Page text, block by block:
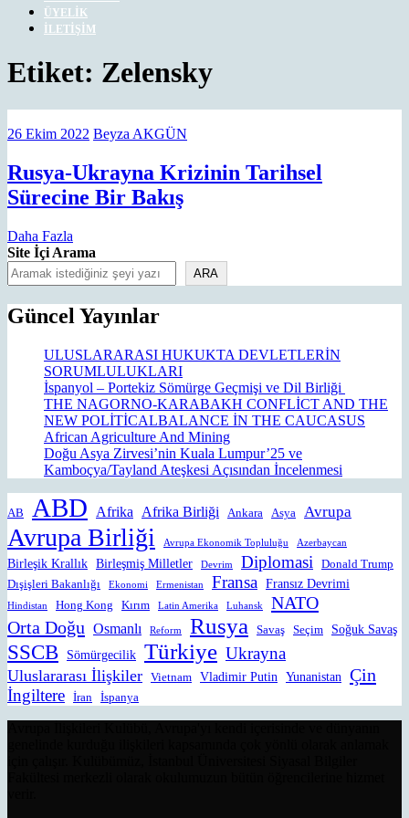
ÜYELIK
İLETIŞIM
MENU
Etiket: Zelensky
26 Ekim 2022 26
2022
Beyza AKGÜN
Rusya-Ukrayna Krizinin Tarihsel
Sürecine Bir BakışRusya-
Tarihsel
Bakış
Daha Fazla
Fazla
Site İçi Arama
ARA
Güncel Yayınlar
ULUSLARARASI HUKUKTA DEVLETLERİN
SORUMLULUKLARI
İspanyol – Portekiz Sömürge Geçmişi ve Dil Birliği
THE NAGORNO-KARABAKH CONFLİCT AND THE
NEW POLİTİCALBALANCE İN THE CAUCASUS
African Agriculture And Mining
Doğu Asya Zirvesi’nin Kuala Lumpur’25 ve
Kamboçya/Tayland Ateşkesi Açısından İncelenmesi
AB ABD Afrika Afrika Birliği Ankara Asya Avrupa
Avrupa Birliği Avrupa Ekonomik Topluluğu Azerbaycan
Birleşik Krallık Birleşmiş Milletler Devrim Diplomasi
Donald Trump
Dışişleri Bakanlığı
Ekonomi Ermenistan Fransa Fransız Devrimi
Hindistan Hong Kong Kırım Latin Amerika Luhansk
NATO
Orta Doğu Osmanlı Reform Rusya Savaş Seçim Soğuk Savaş
SSCB Sömürgecilik Türkiye Ukrayna
Uluslararası İlişkiler Vietnam Vladimir Putin Yunanistan Çin
İngiltere İran İspanya